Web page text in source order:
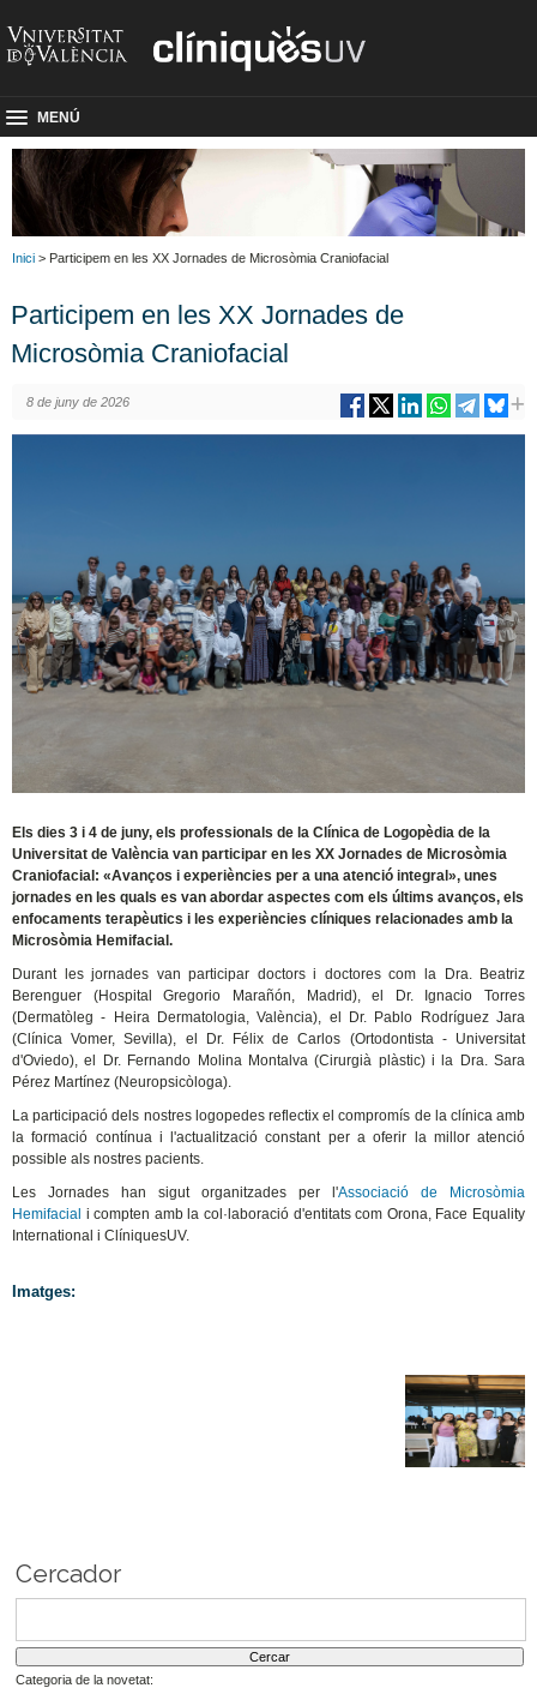
MENÚ
Inici > Participem en les XX Jornades de Microsòmia Craniofacial
Participem en les XX Jornades de
Microsòmia Craniofacial
8 de juny de 2026
Els dies 3 i 4 de juny, els professionals de la Clínica de Logopèdia de la
Universitat de València van participar en les XX Jornades de Microsòmia
Craniofacial: «Avanços i experiències per a una atenció integral», unes
jornades en les quals es van abordar aspectes com els últims avanços, els
enfocaments terapèutics i les experiències clíniques relacionades amb la
Microsòmia Hemifacial.
Durant les jornades van participar doctors i doctores com la Dra. Beatriz
Berenguer (Hospital Gregorio Marañón, Madrid), el Dr. Ignacio Torres
(Dermatòleg - Heira Dermatologia, València), el Dr. Pablo Rodríguez Jara
(Clínica Vomer, Sevilla), el Dr. Félix de Carlos (Ortodontista - Universitat
d'Oviedo), el Dr. Fernando Molina Montalva (Cirurgià plàstic) i la Dra. Sara
Pérez Martínez (Neuropsicòloga).
La participació dels nostres logopedes reflectix el compromís de la clínica amb
la formació contínua i l'actualització constant per a oferir la millor atenció
possible als nostres pacients.
Les Jornades han sigut organitzades per l'Associació de Microsòmia
Hemifacial i compten amb la col·laboració d'entitats com Orona, Face Equality
International i ClíniquesUV.
Imatges:
Cercador
Categoria de la novetat: